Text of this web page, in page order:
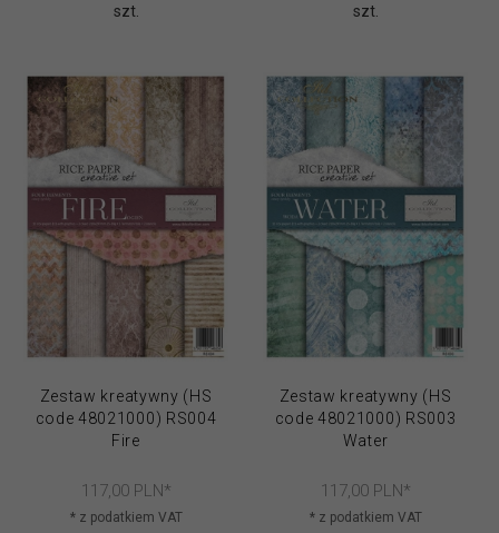
szt.
szt.
Zestaw kreatywny (HS
code 48021000) RS004
Fire
117, 00 PLN*
* z podatkiem VAT
Zestaw kreatywny (HS
code 48021000) RS003
Water
117, 00 PLN*
* z podatkiem VAT